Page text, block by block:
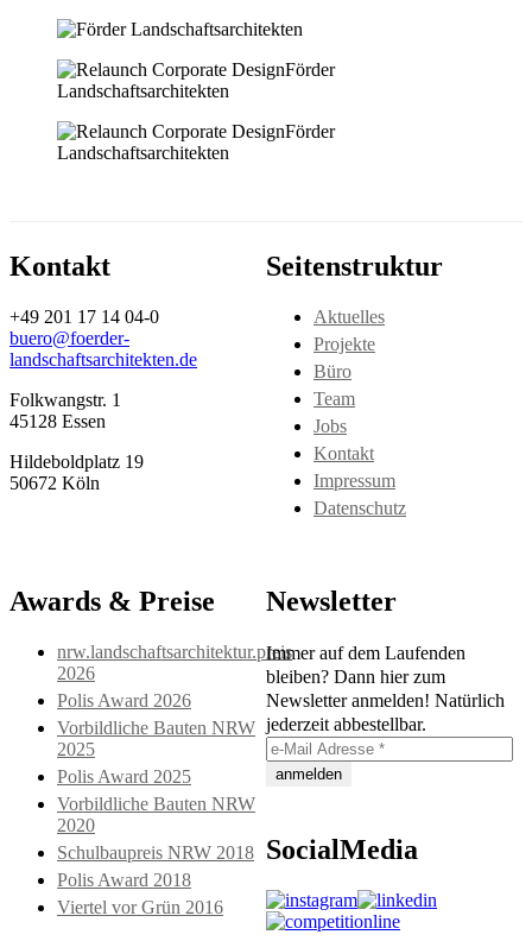
Kontakt
+49 201 17 14 04-0
buero@foerder-
landschaftsarchitekten.de
Folkwangstr. 1
45128 Essen
Hildeboldplatz 19
50672 Köln
Seitenstruktur
Aktuelles
Projekte
Büro
Team
Jobs
Kontakt
Impressum
Datenschutz
Awards & Preise
nrw.landschaftsarchitektur.preis
2026
Polis Award 2026
Vorbildliche Bauten NRW
2025
Polis Award 2025
Vorbildliche Bauten NRW
2020
Schulbaupreis NRW 2018
Polis Award 2018
Viertel vor Grün 2016
Newsletter
Immer auf dem Laufenden
bleiben? Dann hier zum
Newsletter anmelden! Natürlich
jederzeit abbestellbar.
SocialMedia